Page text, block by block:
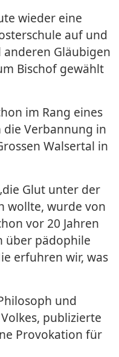
wieder eine
auf und
Gläubigen
Bischof gewählt
im Rang eines
Verbannung in
Walsertal in
Glut unter der
wollte, wurde von
vor 20 Jahren
über pädophile
erfuhren wir, was
und
publizierte
Provokation für